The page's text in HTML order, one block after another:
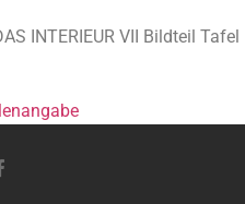
INTERIEUR VII Bildteil Tafel